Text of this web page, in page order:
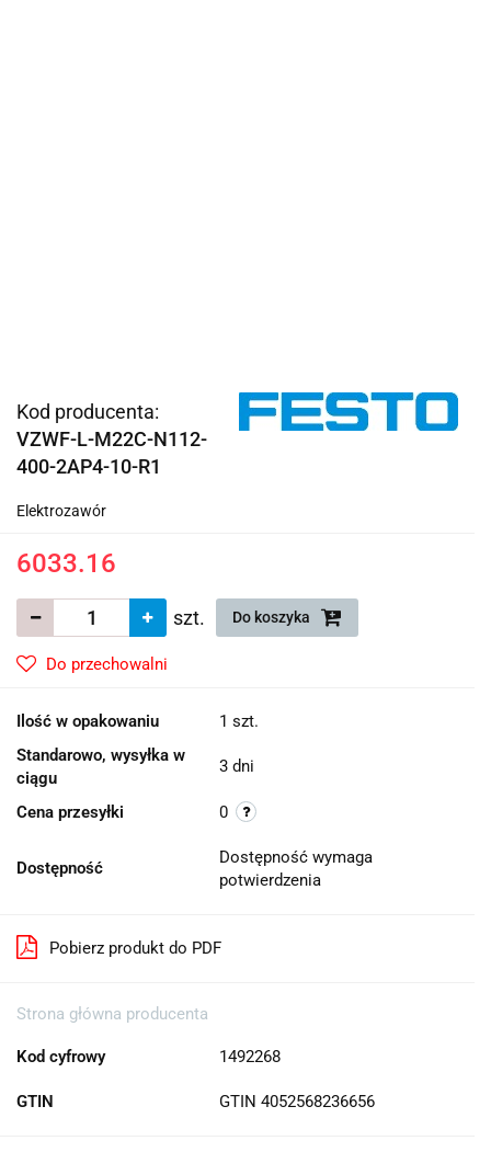
Kod producenta:
VZWF-L-M22C-N112-
400-2AP4-10-R1
Elektrozawór
6033.16
szt. Do koszyka
Do przechowalni
Ilość w opakowaniu
1 szt.
Standarowo, wysyłka w
ciągu
3 dni
Cena przesyłki 0
Dostępność
Dostępność wymaga
potwierdzenia
Pobierz produkt do PDF
Strona główna producenta
Kod cyfrowy 1492268
GTIN GTIN 4052568236656